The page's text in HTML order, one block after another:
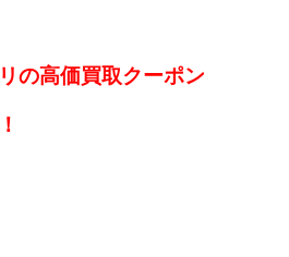
の高価買取クーポン